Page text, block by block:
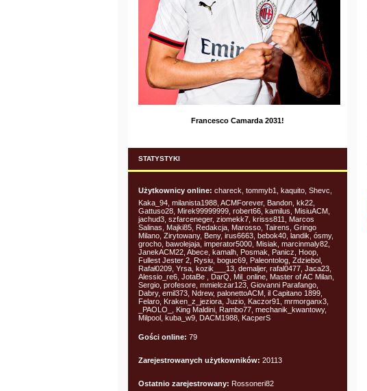
Francesco Camarda 2031!
STATYSTYKI
Użytkownicy online: chareck, tommyb1, kaquito, Shevc,
Kaka_94, milanista1988, ACMForever, Bandon, kk22,
Gattuso28, Mirek99999999, robert66, kamilus, MisiuACM,
jachud3, szfarceneger, ziomekk7, krisss811, Marcos
Salinas, Majki85, Redakcja, Marosso, Tairens, Gringo
Milano, Zirytowany, Beny, irus6663, bebok40, landik, ósmy,
grocho, bawolejaja, imperator5000, Misiak, marcinmaly82,
JanekACM22, Abece, kamalh, Posmak, Panicz, Hoop,
Fullest Jester 2, Rysiu, boguc69, Paleontolog, Zdziebol,
Rafał0209, Yrsa, kozik___13, demaljer, rafal0477, Jaca23,
Alessio_re6, JotaBe , DarQ, Mil_online, Master of AC Milan,
Sergio, profesore, mmielczar123, Giovanni Parafango,
Dabry, emil373, Ndrew, palonettoACM, il Capitano 1899,
Felaro, Kraken_z_jeziora, Juzio, Kaczor91, mrmorganx3,
_PAOLO_, King Maldini, Rambo77, mechanik_kwantowy,
Milpool, kuba_w9, DACM1988, KacperS
Gości online: 79
Zarejestrowanych użytkowników: 20113
Ostatnio zarejestrowany: Rossoneri82